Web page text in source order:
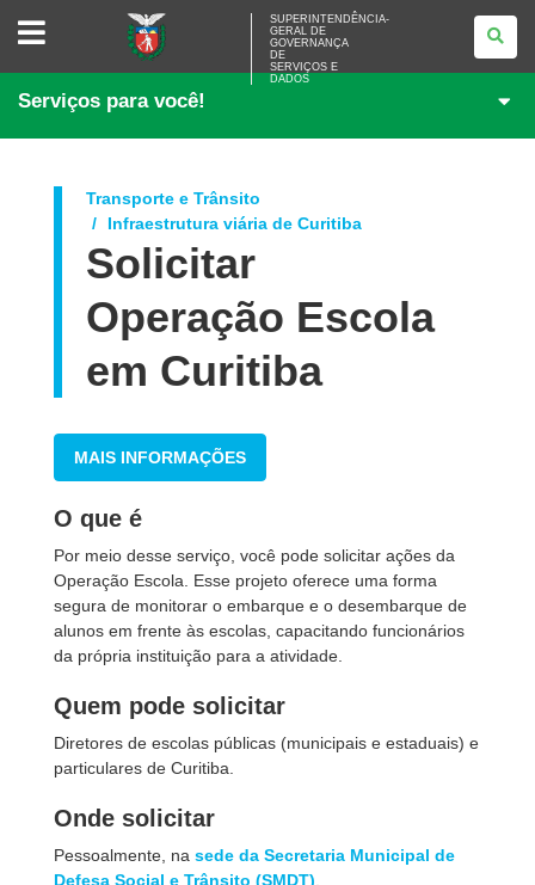
SUPERINTENDÊNCIA-
<BR>GOVERNANÇA
SERVIÇOS
DADOS
SUPERINTENDÊNCIA-
GERAL DE
GOVERNANÇA
DE
SERVIÇOS E
DADOS
Serviços para você!
Transporte e Trânsito
Infraestrutura viária de Curitiba
Solicitar
Operação Escola
em Curitiba
MAIS INFORMAÇÕES
O que é
Por meio desse serviço, você pode solicitar ações da
Operação Escola. Esse projeto oferece uma forma
segura de monitorar o embarque e o desembarque de
alunos em frente às escolas, capacitando funcionários
da própria instituição para a atividade.
Quem pode solicitar
Diretores de escolas públicas (municipais e estaduais) e
particulares de Curitiba.
Onde solicitar
Pessoalmente, na sede da Secretaria Municipal de
Defesa Social e Trânsito (SMDT)